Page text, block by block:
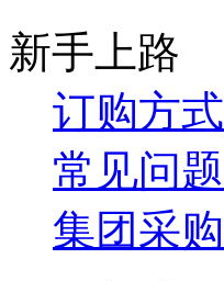
新手上路
订购方式
常见问题
集团采购